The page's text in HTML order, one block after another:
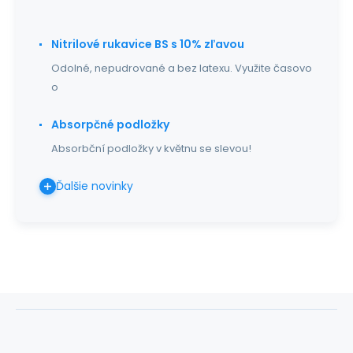
Nitrilové rukavice BS s 10% zľavou
Odolné, nepudrované a bez latexu. Využite časovo
o
Absorpčné podložky
Absorbční podložky v květnu se slevou!
Ďalšie novinky